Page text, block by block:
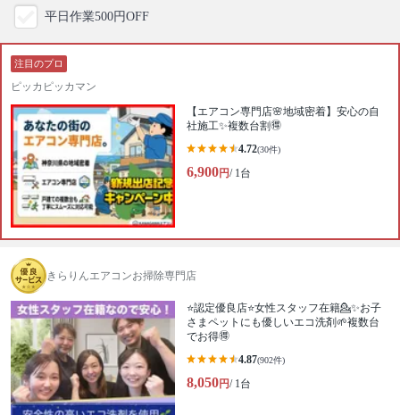
平日作業500円OFF
注目のプロ
ピッカピッカマン
【エアコン専門店🌸地域密着】安心の自
社施工✨複数台割🉐
4.72(30件)
6,900円/ 1台
きらりんエアコンお掃除専門店
⭐️認定優良店⭐️女性スタッフ在籍💁‍✨お子
さまペットにも優しいエコ洗剤🌱複数台
でお得🉐
4.87(902件)
8,050円/ 1台